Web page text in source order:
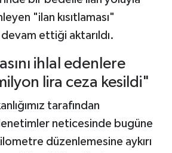
"ilan kısıtlaması"
devam ettiği aktarıldı.
ihlal edenlere
lira ceza kesildi"
tarafından
neticesinde bugüne
düzenlemesine aykırı